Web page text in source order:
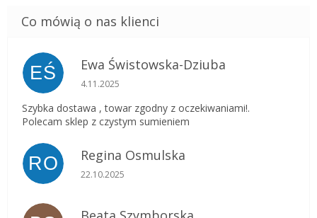
EŚ Ewa Świstowska-Dziuba
Ocena sklepu to 5 na 5 gwiazdek.
4.11.2025
Szybka dostawa , towar zgodny z oczekiwaniami!.
Polecam sklep z czystym sumieniem
RO Regina Osmulska
Ocena sklepu to 5 na 5 gwiazdek.
22.10.2025